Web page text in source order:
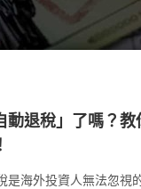
動退稅」了嗎？
是海外投資人無法忽視